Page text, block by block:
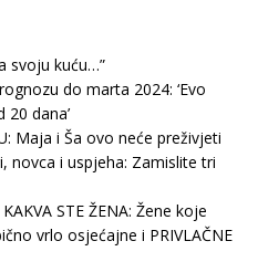
svoju kuću…”
do marta 2024: ‘Evo
dana’
Maja i Ša ovo neće preživjeti
novca i uspjeha: Zamislite tri
STE ŽENA: Žene koje
vrlo osjećajne i PRIVLAČNE